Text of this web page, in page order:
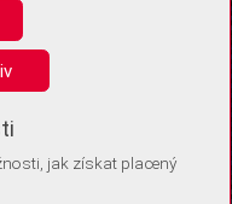
zařízení, a
zařízení, abychom se
později upravit ve Správě
jak získat placený